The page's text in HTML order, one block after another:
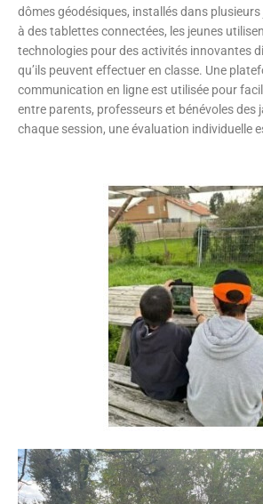
dômes géodésiques, installés dans
à des tablettes connectées, les jeunes
technologies pour des activités innovantes
qu’ils peuvent effectuer en classe. Une
communication en ligne est utilisée pour
entre parents, professeurs et bénévoles des
chaque session, une évaluation individuelle